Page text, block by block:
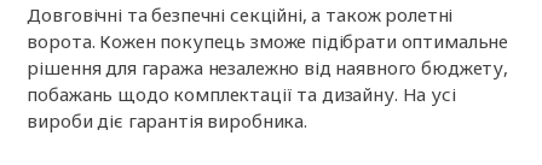
Довговічні та безпечні секційні, а також ролетні
ворота. Кожен покупець зможе підібрати оптимальне
рішення для гаража незалежно від наявного бюджету,
побажань щодо комплектації та дизайну. На усі
вироби діє гарантія виробника.